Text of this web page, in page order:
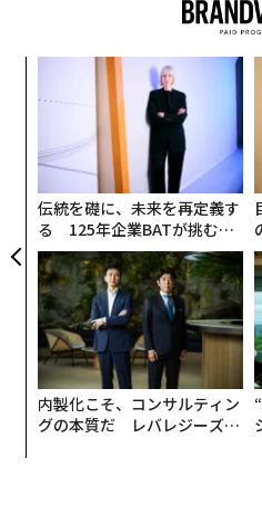
理想のモデル体型でなくて
品や着こなしがあることを
みとして、ランダムにセレ
計測し、その平均データを
「YOU（あなた）」が由来
に親近感をもってもらいたい
誕生したバーチャルヒュー
めて「YU（ユウ）」と名付
今回は、2020年春夏シーズ
（ユウ）」が公開されたが
ながら、そのカラダに合った
る。
「YU（ユウ）」プロフィール
身長158cm。彼女が、ファッ
伝統を礎に、未来を再定義す
る 125年企業BATが挑むス
モークレスな未来
内製化こそ、コンサルティン
グの本質だ レバレジーズが